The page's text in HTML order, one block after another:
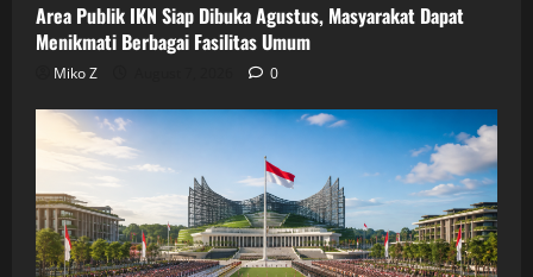
Area Publik IKN Siap Dibuka Agustus, Masyarakat Dapat
Menikmati Berbagai Fasilitas Umum
Miko Z 0